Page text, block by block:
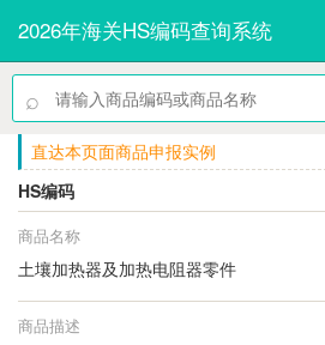
2026年海关HS编码查询系统
⌕
直达本页面商品申报实例
HS编码
商品名称
土壤加热器及加热电阻器零件
商品描述